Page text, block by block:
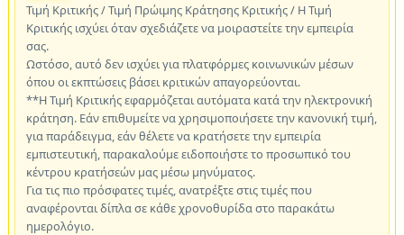
Τιμή Κριτικής / Τιμή Πρώιμης Κράτησης Κριτικής / Η Τιμή
Κριτικής ισχύει όταν σχεδιάζετε να μοιραστείτε την εμπειρία
σας.
Ωστόσο, αυτό δεν ισχύει για πλατφόρμες κοινωνικών μέσων
όπου οι εκπτώσεις βάσει κριτικών απαγορεύονται.
**Η Τιμή Κριτικής εφαρμόζεται αυτόματα κατά την ηλεκτρονική
κράτηση. Εάν επιθυμείτε να χρησιμοποιήσετε την κανονική τιμή,
για παράδειγμα, εάν θέλετε να κρατήσετε την εμπειρία
εμπιστευτική, παρακαλούμε ειδοποιήστε το προσωπικό του
κέντρου κρατήσεών μας μέσω μηνύματος.
Για τις πιο πρόσφατες τιμές, ανατρέξτε στις τιμές που
αναφέρονται δίπλα σε κάθε χρονοθυρίδα στο παρακάτω
ημερολόγιο.